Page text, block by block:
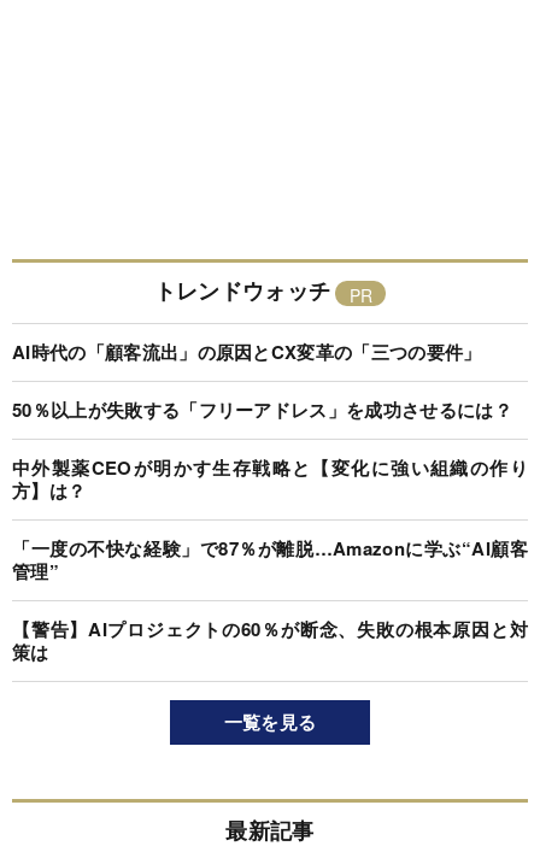
トレンドウォッチ
AI時代の「顧客流出」の原因とCX変革の「三つの要件」
50％以上が失敗する「フリーアドレス」を成功させるには？
中外製薬CEOが明かす生存戦略と【変化に強い組織の作り
方】は？
「一度の不快な経験」で87％が離脱…Amazonに学ぶ“AI顧客
管理”
【警告】AIプロジェクトの60％が断念、失敗の根本原因と対
策は
一覧を見る
最新記事